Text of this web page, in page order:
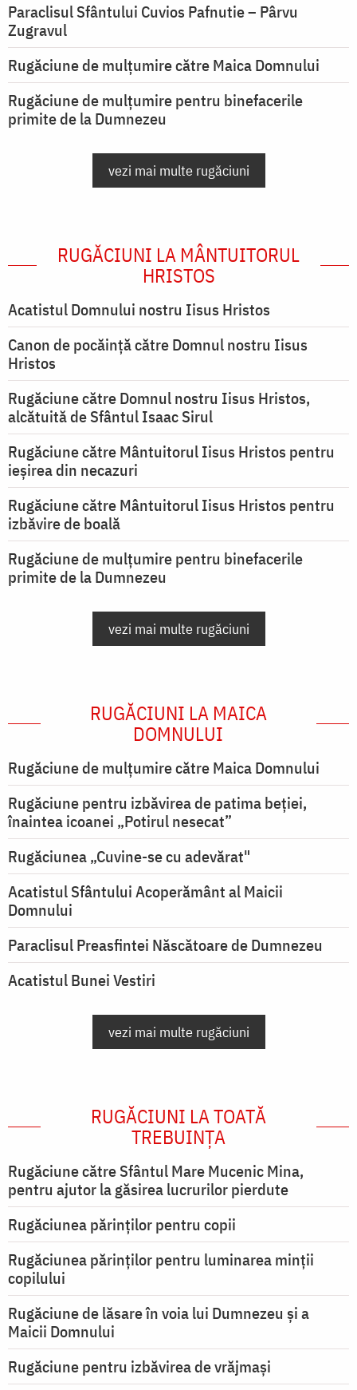
Paraclisul Sfântului Cuvios Pafnutie – Pârvu
Zugravul
Rugăciune de mulţumire către Maica Domnului
Rugăciune de mulțumire pentru binefacerile
primite de la Dumnezeu
vezi mai multe rugăciuni
RUGĂCIUNI LA MÂNTUITORUL
HRISTOS
Acatistul Domnului nostru Iisus Hristos
Canon de pocăință către Domnul nostru Iisus
Hristos
Rugăciune către Domnul nostru Iisus Hristos,
alcătuită de Sfântul Isaac Sirul
Rugăciune către Mântuitorul Iisus Hristos pentru
ieşirea din necazuri
Rugăciune către Mântuitorul Iisus Hristos pentru
izbăvire de boală
Rugăciune de mulțumire pentru binefacerile
primite de la Dumnezeu
vezi mai multe rugăciuni
RUGĂCIUNI LA MAICA
DOMNULUI
Rugăciune de mulţumire către Maica Domnului
Rugăciune pentru izbăvirea de patima beției,
înaintea icoanei „Potirul nesecat”
Rugăciunea „Cuvine-se cu adevărat"
Acatistul Sfântului Acoperământ al Maicii
Domnului
Paraclisul Preasfintei Născătoare de Dumnezeu
Acatistul Bunei Vestiri
vezi mai multe rugăciuni
RUGĂCIUNI LA TOATĂ
TREBUINȚA
Rugăciune către Sfântul Mare Mucenic Mina,
pentru ajutor la găsirea lucrurilor pierdute
Rugăciunea părinților pentru copii
Rugăciunea părinților pentru luminarea minţii
copilului
Rugăciune de lăsare în voia lui Dumnezeu şi a
Maicii Domnului
Rugăciune pentru izbăvirea de vrăjmași